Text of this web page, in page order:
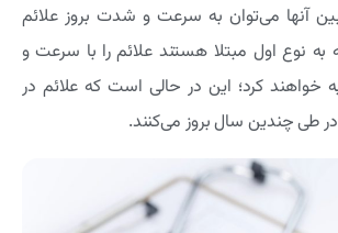
آنها می‌توان به سرعت و شدت بروز علائم
به نوع اول مبتلا هستند علائم را با سرعت و
کرد؛ این در حالی است که علائم در
در طی چندین سال بروز می‌کنند.